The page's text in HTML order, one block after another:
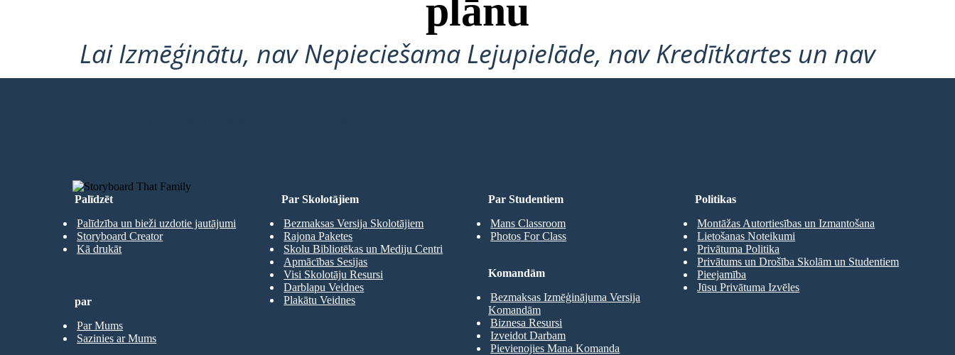
plānu
Lai Izmēģinātu, nav Nepieciešama Lejupielāde, nav Kredītkartes un nav
Nepieciešama Pieteikšanās!
Palīdzēt
Palīdzība un bieži uzdotie jautājumi
Storyboard Creator
Kā drukāt
Par Studentiem
Mans Classroom
Photos For Class
Par Skolotājiem
Bezmaksas Versija Skolotājiem
Rajona Paketes
Skolu Bibliotēkas un Mediju Centri
Apmācības Sesijas
Visi Skolotāju Resursi
Darblapu Veidnes
Plakātu Veidnes
Komandām
Bezmaksas Izmēģinājuma Versija
Komandām
Biznesa Resursi
Izveidot Darbam
Pievienojies Mana Komanda
par
Par Mums
Sazinies ar Mums
Politikas
Montāžas Autortiesības un Izmantošana
Lietošanas Noteikumi
Privātuma Politika
Privātums un Drošība Skolām un Studentiem
Pieejamība
Jūsu Privātuma Izvēles